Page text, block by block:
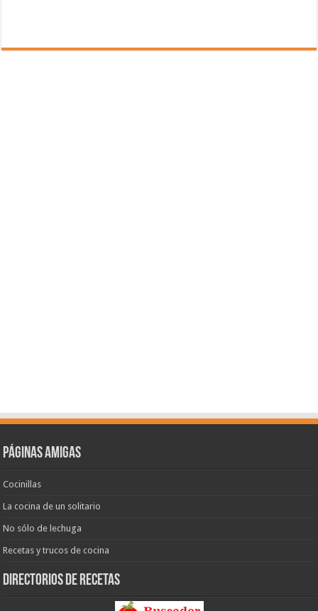
Páginas amigas
Cocinillas
La cocina de un solitario
No sólo de lechuga
Recetas y trucos de cocina
Directorios de recetas